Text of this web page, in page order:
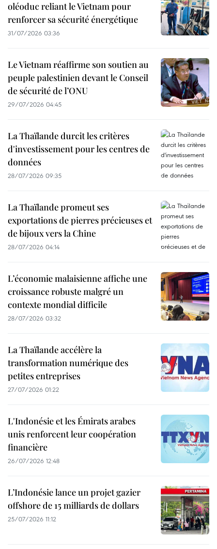
oléoduc reliant le Vietnam pour
renforcer sa sécurité énergétique
31/07/2026 03:36
Le Vietnam réaffirme son soutien au
peuple palestinien devant le Conseil
de sécurité de l’ONU
29/07/2026 04:45
La Thaïlande durcit les critères
d'investissement pour les centres de
données
28/07/2026 09:35
La Thaïlande promeut ses
exportations de pierres précieuses et
de bijoux vers la Chine
28/07/2026 04:14
L’économie malaisienne affiche une
croissance robuste malgré un
contexte mondial difficile
28/07/2026 03:32
La Thaïlande accélère la
transformation numérique des
petites entreprises
27/07/2026 01:22
L'Indonésie et les Émirats arabes
unis renforcent leur coopération
financière
26/07/2026 12:48
L’Indonésie lance un projet gazier
offshore de 15 milliards de dollars
25/07/2026 11:12